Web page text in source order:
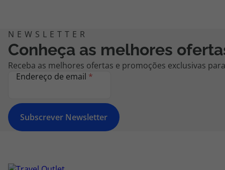
Conheça as melhores
Receba as melhores ofertas e promoções exclusivas
Endereço de email *
Subscrever Newsletter